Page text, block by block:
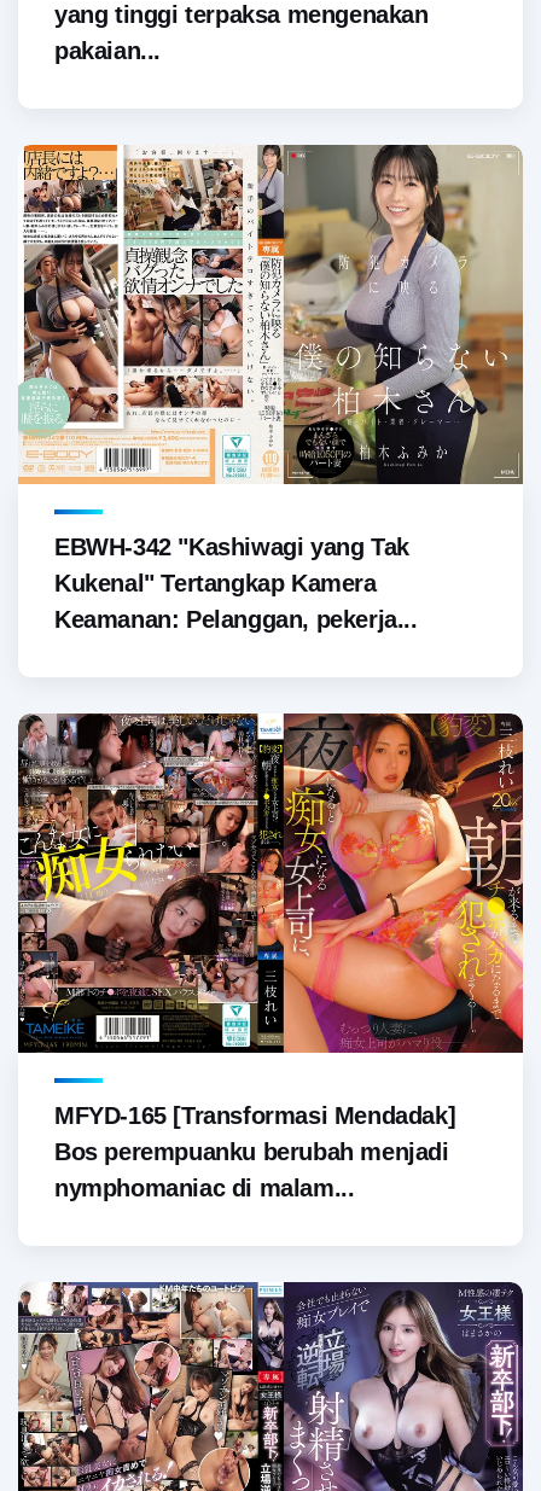
yang tinggi terpaksa mengenakan
pakaian...
EBWH-342 "Kashiwagi yang Tak
Kukenal" Tertangkap Kamera
Keamanan: Pelanggan, pekerja...
MFYD-165 [Transformasi Mendadak]
Bos perempuanku berubah menjadi
nymphomaniac di malam...